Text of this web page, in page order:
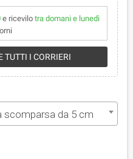
e ricevilo tra domani e lunedì
TUTTI I CORRIERI
scomparsa da 5 cm